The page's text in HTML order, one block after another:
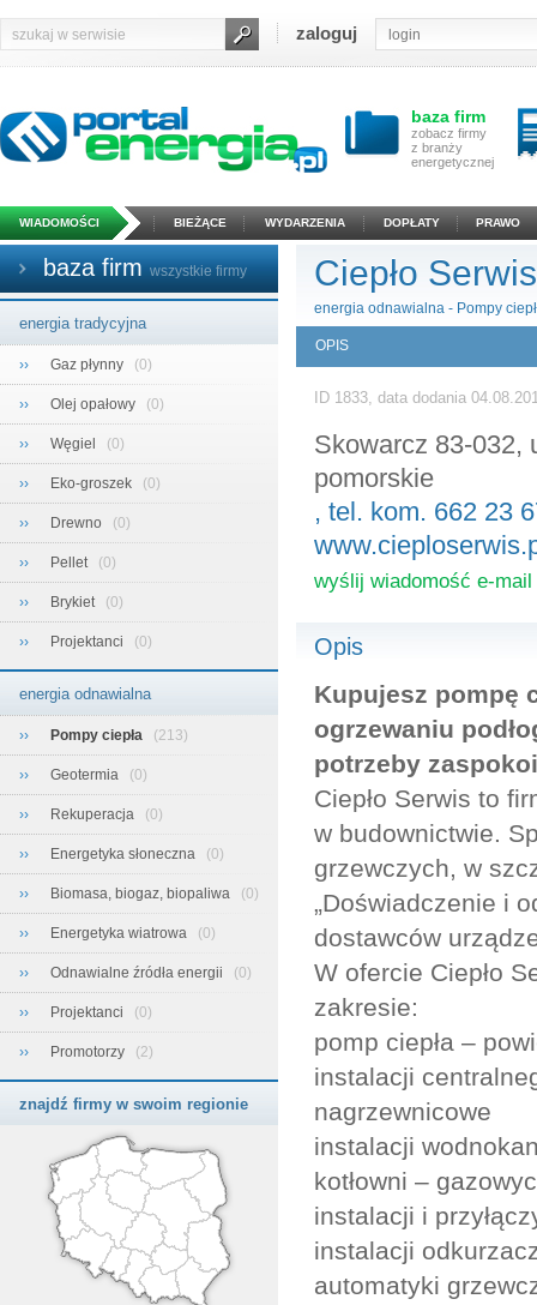
zaloguj
baza firm
zobacz firmy
z branży
energetycznej
WIADOMOŚCI BIEŻĄCE WYDARZENIA DOPŁATY PRAWO
baza firm wszystkie firmy
energia tradycyjna
›› Gaz płynny (0)
›› Olej opałowy (0)
›› Węgiel (0)
›› Eko-groszek (0)
›› Drewno (0)
›› Pellet (0)
›› Brykiet (0)
›› Projektanci (0)
energia odnawialna
›› Pompy ciepła (213)
›› Geotermia (0)
›› Rekuperacja (0)
›› Energetyka słoneczna (0)
›› Biomasa, biogaz, biopaliwa (0)
›› Energetyka wiatrowa (0)
›› Odnawialne źródła energii (0)
›› Projektanci (0)
›› Promotorzy (2)
znajdź firmy w swoim regionie
Ciepło
energia odnawialna - Pompy
OPIS
ID 1833, data dodania
Skowarcz 83-032,
pomorskie
, tel. kom. 662 23
wyślij wiadomość e-mail
Opis
Kupujesz pompę
ogrzewaniu
potrzeby
Ciepło Serwis to
w budownictwie.
grzewczych, w
„Doświadczenie i
dostawców
W ofercie Ciepło
zakresie:
pomp ciepła –
instalacji
nagrzewnicowe
instalacji
kotłowni –
instalacji i
instalacji
automatyki